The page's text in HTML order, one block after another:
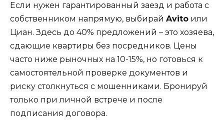
Если нужен гарантированный заезд и работа с
собственником напрямую, выбирай Avito или
Циан. Здесь до 40% предложений – это хозяева,
сдающие квартиры без посредников. Цены
часто ниже рыночных на 10-15%, но готовься к
самостоятельной проверке документов и
риску столкнуться с мошенниками. Бронируй
только при личной встрече и после
подписания договора.